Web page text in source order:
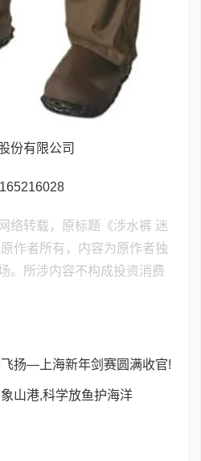
份有限公司
络转载，原标题《涉水裤 迷
作者所有，内容为原作者独
。所涉内容不构成投资消费
扬—上海新年剑赛圆满收官!
山港,科学放鱼护海洋